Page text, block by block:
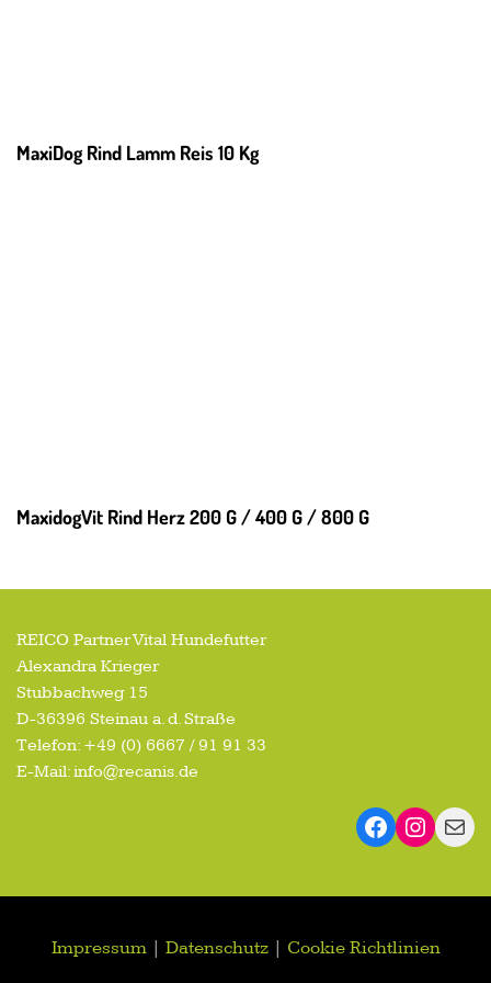
MaxiDog Rind Lamm Reis 10 Kg
MaxidogVit Rind Herz 200 G / 400 G / 800 G
REICO Partner Vital Hundefutter
Alexandra Krieger
Stubbachweg 15
D-36396 Steinau a. d. Straße
Telefon: +49 (0) 6667 / 91 91 33
E-Mail: info@recanis.de
Impressum| Datenschutz| Cookie Richtlinien